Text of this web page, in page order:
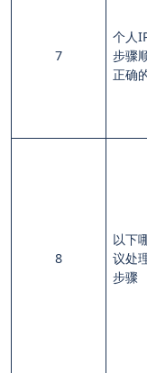
7
个人
步骤
正确
8
以下
议处
步骤